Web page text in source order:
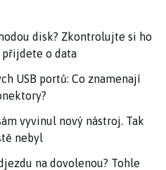
disk? Zkontrolujte si ho
přijdete o data
USB portů: Co znamenají
vyvinul nový nástroj. Tak
nebyl
na dovolenou? Tohle